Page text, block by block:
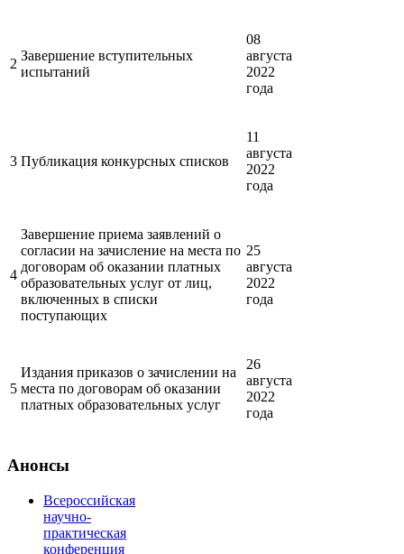
2
Завершение вступительных
испытаний
08
августа
2022
года
3 Публикация конкурсных списков
11
августа
2022
года
4
Завершение приема заявлений о
согласии на зачисление на места по
договорам об оказании платных
образовательных услуг от лиц,
включенных в списки
поступающих
25
августа
2022
года
5
Издания приказов о зачислении на
места по договорам об оказании
платных образовательных услуг
26
августа
2022
года
Анонсы
Всероссийская
научно-
практическая
конференция